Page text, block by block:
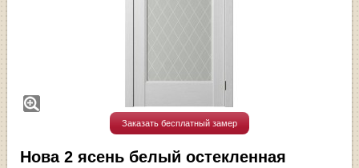
Заказать бесплатный замер
Нова 2 ясень белый остекленная